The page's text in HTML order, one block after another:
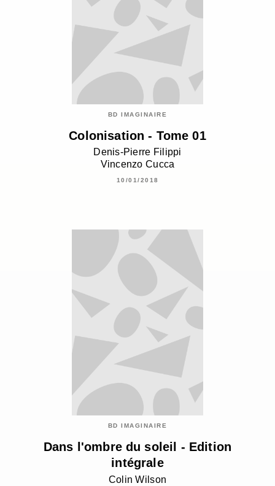
BD IMAGINAIRE
Colonisation - Tome 01
Denis-Pierre Filippi
Vincenzo Cucca
10/01/2018
BD IMAGINAIRE
Dans l'ombre du soleil - Edition
intégrale
Colin Wilson